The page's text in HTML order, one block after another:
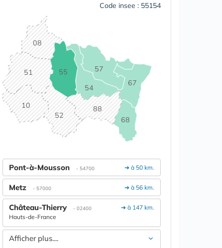
Code insee : 55154
08
10
51
52
54
55 57
67
68
88
➔ à 50 km.
Pont-à-Mousson - 54700
➔ à 56 km.
Metz - 57000
➔ à 147 km.
Château-Thierry - 02400
Hauts-de-France
Afficher plus....